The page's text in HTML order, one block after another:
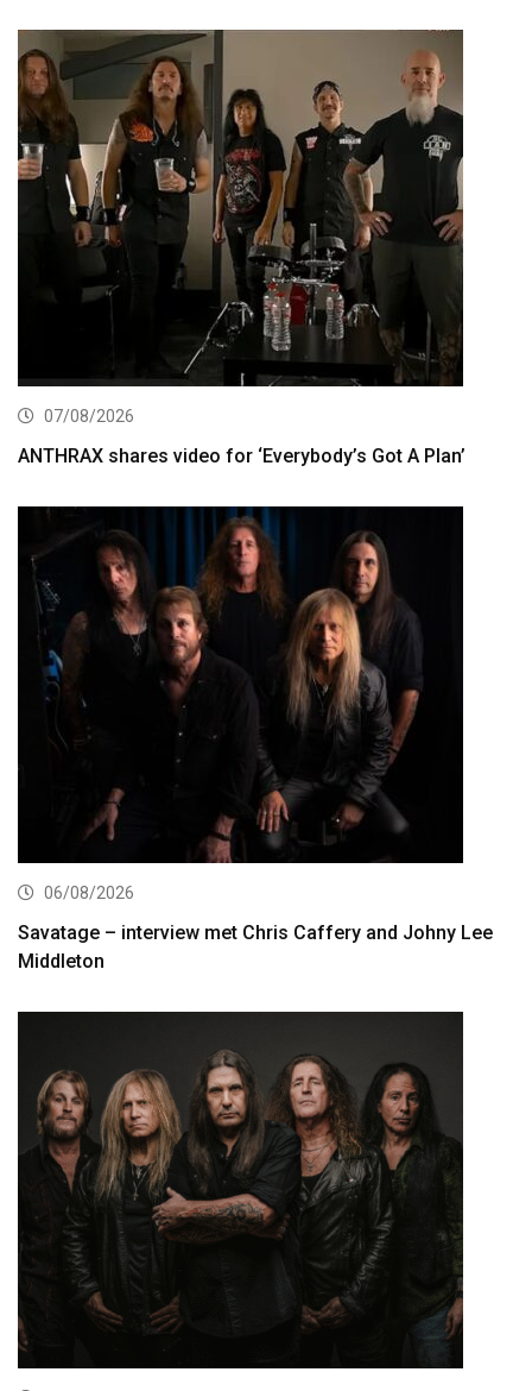
07/08/2026
ANTHRAX shares video for ‘Everybody’s Got A Plan’
06/08/2026
Savatage – interview met Chris Caffery and Johny Lee
Middleton